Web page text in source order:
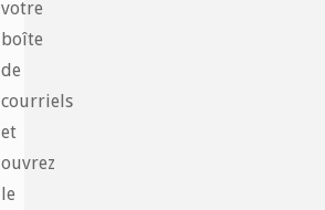
votre
boîte
de
courriels
et
ouvrez
le